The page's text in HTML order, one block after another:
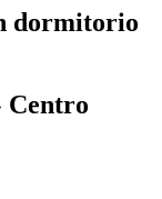
dormitorio
Centro